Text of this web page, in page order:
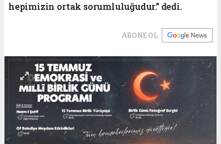
hepimizin ortak sorumluluğudur." dedi.
ABONE OL